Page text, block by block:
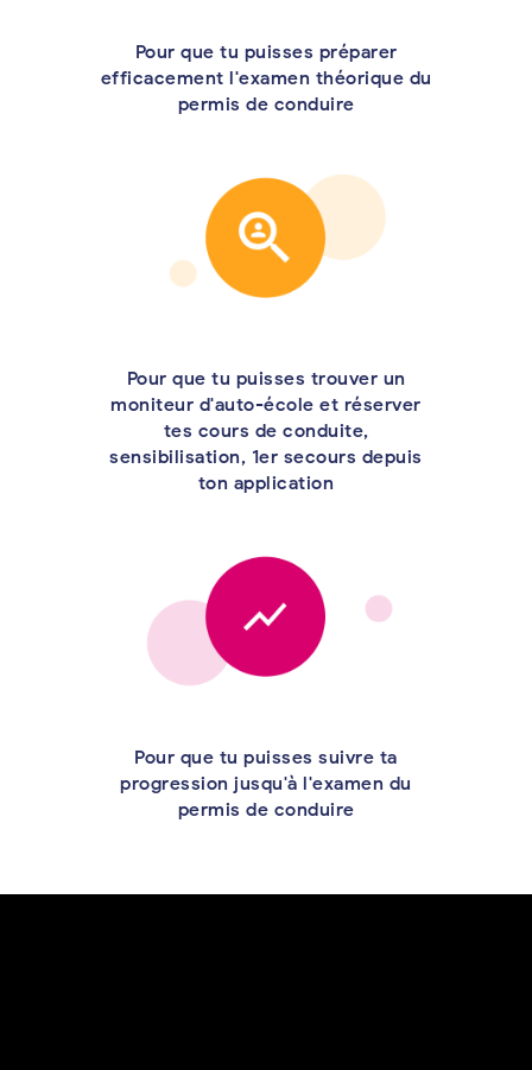
Pour que tu puisses préparer
efficacement l'examen théorique du
permis de conduire
Pour que tu puisses trouver un
moniteur d'auto-école et réserver
tes cours de conduite,
sensibilisation, 1er secours depuis
ton application
Pour que tu puisses suivre ta
progression jusqu'à l'examen du
permis de conduire